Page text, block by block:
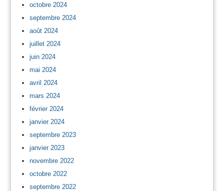
octobre 2024
septembre 2024
août 2024
juillet 2024
juin 2024
mai 2024
avril 2024
mars 2024
février 2024
janvier 2024
septembre 2023
janvier 2023
novembre 2022
octobre 2022
septembre 2022